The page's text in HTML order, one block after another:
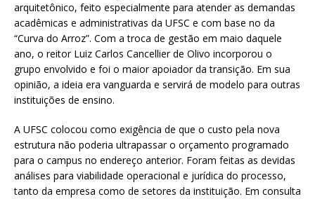
arquitetônico, feito especialmente para atender as demandas
acadêmicas e administrativas da UFSC e com base no da
“Curva do Arroz”. Com a troca de gestão em maio daquele
ano, o reitor Luiz Carlos Cancellier de Olivo incorporou o
grupo envolvido e foi o maior apoiador da transição. Em sua
opinião, a ideia era vanguarda e servirá de modelo para outras
instituições de ensino.
A UFSC colocou como exigência de que o custo pela nova
estrutura não poderia ultrapassar o orçamento programado
para o campus no endereço anterior. Foram feitas as devidas
análises para viabilidade operacional e jurídica do processo,
tanto da empresa como de setores da instituição. Em consulta